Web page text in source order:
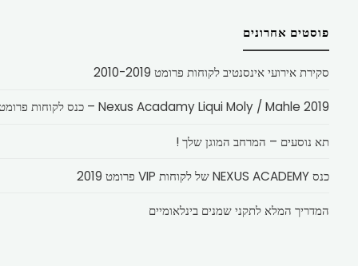
פוסטים אחרונים
סקירת אירועי אינסנטיב לקוחות פרומט 2010-2019
Nexus Acadamy Liqui Moly / Mahle 2019 – כנס לקוחות פרומט
תא נוסעים – המרחב המוגן שלך !
כנס NEXUS ACADEMY של לקוחות VIP פרומט 2019
המדריך המלא לתקני שמנים בינלאומיים